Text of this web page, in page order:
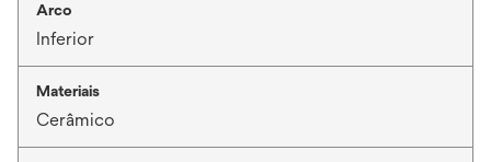
Arco
Inferior
Materiais
Cerâmico